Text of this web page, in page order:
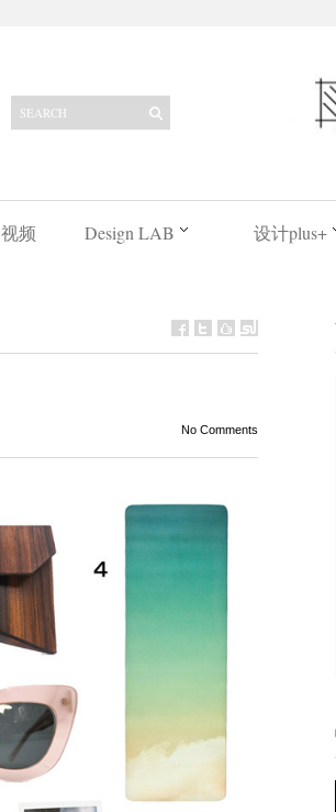
视频 Design LAB 设计plus+
No Comments